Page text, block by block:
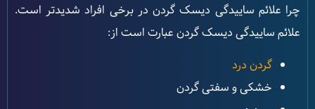
چرا علائم ساییدگی دیسک گردن در برخی افراد شدیدتر است.
علائم ساییدگی دیسک گردن عبارت است از:
گردن درد
خشکی و سفتی گردن